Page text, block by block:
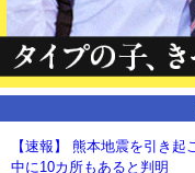
【速報】 熊本地震を引き
中に10カ所もあると判明